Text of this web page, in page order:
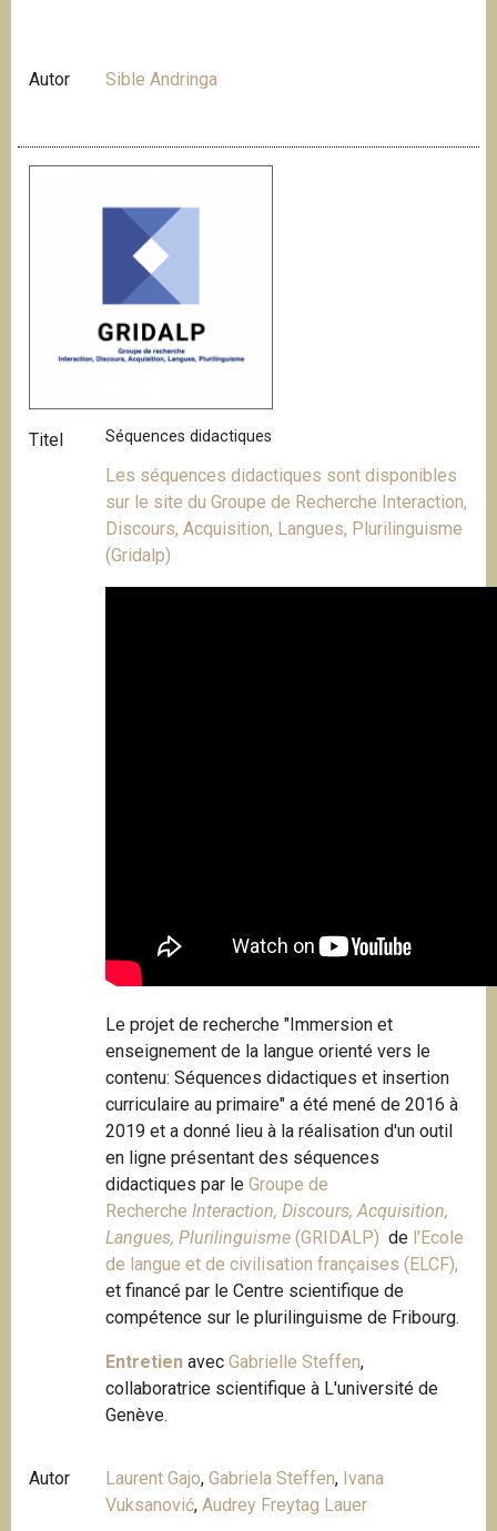
Autor Sible Andringa
Titel Séquences didactiques
Les séquences didactiques sont disponibles
sur le site du Groupe de Recherche Interaction,
Discours, Acquisition, Langues, Plurilinguisme
(Gridalp)
Le projet de recherche "Immersion et
enseignement de la langue orienté vers le
contenu: Séquences didactiques et insertion
curriculaire au primaire" a été mené de 2016 à
2019 et a donné lieu à la réalisation d'un outil
en ligne présentant des séquences
didactiques par leGroupe de
RechercheInteraction, Discours, Acquisition,
Langues, Plurilinguisme (GRIDALP) de l'Ecole
de langue et de civilisation françaises (ELCF),
et financé par leCentre scientifique de
compétence sur le plurilinguisme de Fribourg.
Entretien avecGabrielle Steffen,
collaboratrice scientifique à L'université de
Genève.
Autor Laurent Gajo,Gabriela Steffen, Ivana
Vuksanović,Audrey Freytag Lauer